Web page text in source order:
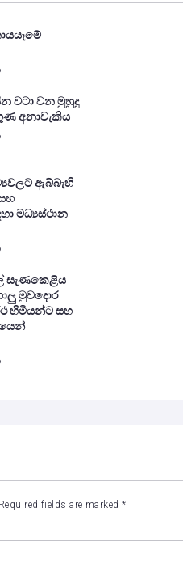
වටා වන මුහුදු
අනාවැකිය
ඇබ්බැහි
මධ්‍යස්ථාන
සැණකෙළිය
මුවදොර
හිමියන්ට සහ
Required fields are marked*